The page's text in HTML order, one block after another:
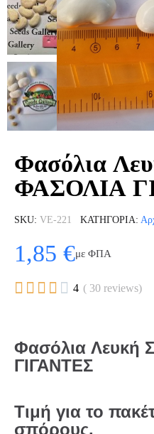
Φασόλια
ΦΑΣΟΛΙΑ
SKU VE-221 ΚΑΤΗΓΟΡΊΑ
1,85 €με ΦΠΑ
     4 ( 30 reviews)
Φασόλια Λευκή
ΓΙΓΑΝΤΕΣ
Τιμή για το
σπόρους.